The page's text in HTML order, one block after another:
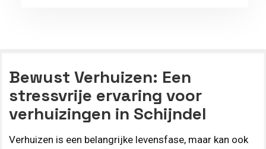
Bewust Verhuizen: Een
stressvrije ervaring voor
verhuizingen in Schijndel
Verhuizen is een belangrijke levensfase, maar kan ook